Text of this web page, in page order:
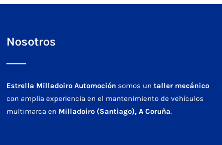
Nosotros
Estrella Milladoiro Automoción somos untaller mecánico
con amplia experiencia en el mantenimiento de vehículos
multimarca en Milladoiro (Santiago), A Coruña.